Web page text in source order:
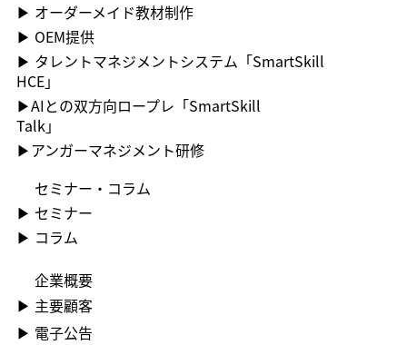
▶ ︎オーダーメイド教材制作
▶ OEM提供
▶ ︎タレントマネジメントシステム「SmartSkill
HCE」
▶AIとの双方向ロープレ「SmartSkill
Talk」
​▶アンガーマネジメント研修
セミナー・コラム
▶ ︎セミナー
▶ コラム
企業概要
▶ ︎主要顧客
▶ ︎電子公告